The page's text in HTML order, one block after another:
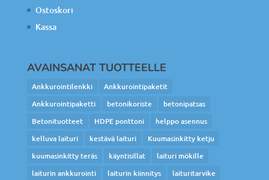
Ostoskori
Kassa
AVAINSANAT TUOTTEELLE
Ankkurointilenkki
Ankkurointipaketit
Ankkurointipaketti
betonikoriste
betonipatsas
Betonituotteet
HDPE ponttoni
helppo asennus
kelluva laituri
kestävä laituri
Kuumasinkitty ketju
kuumasinkitty teräs
käyntisillat
laituri mökille
laiturin ankkurointi
laiturin kiinnitys
laituritarvike